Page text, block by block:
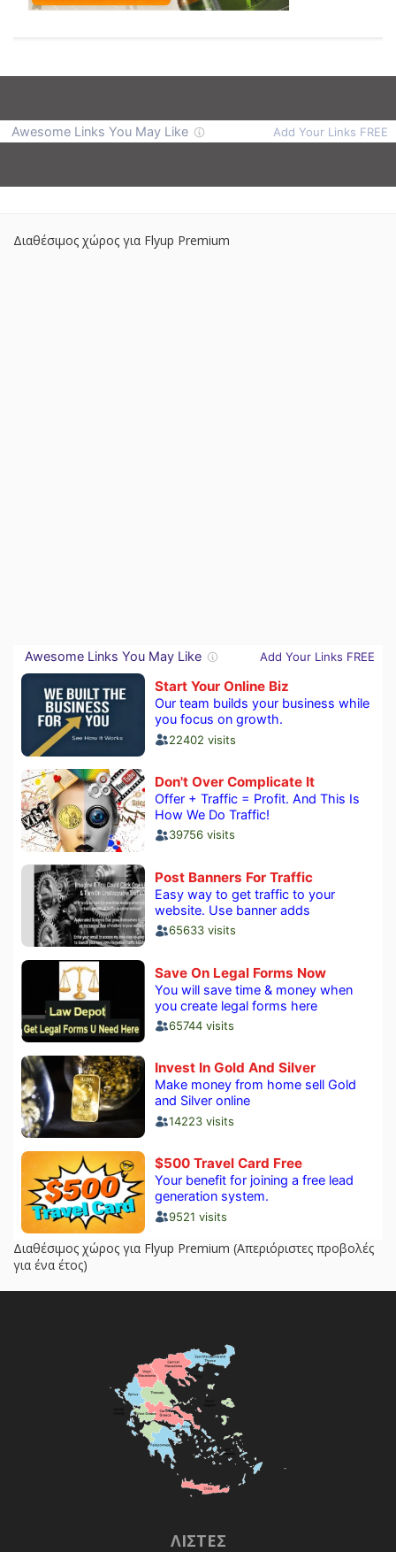
Διαθέσιμος χώρος για Flyup Premium
Διαθέσιμος χώρος για Flyup Premium (Απεριόριστες προβολές
για ένα έτος)
ΛΊΣΤΕΣ